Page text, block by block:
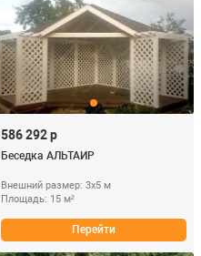
586 292 р
Беседка АЛЬТАИР
Внешний размер: 3х5 м
Площадь: 15 м²
Перейти